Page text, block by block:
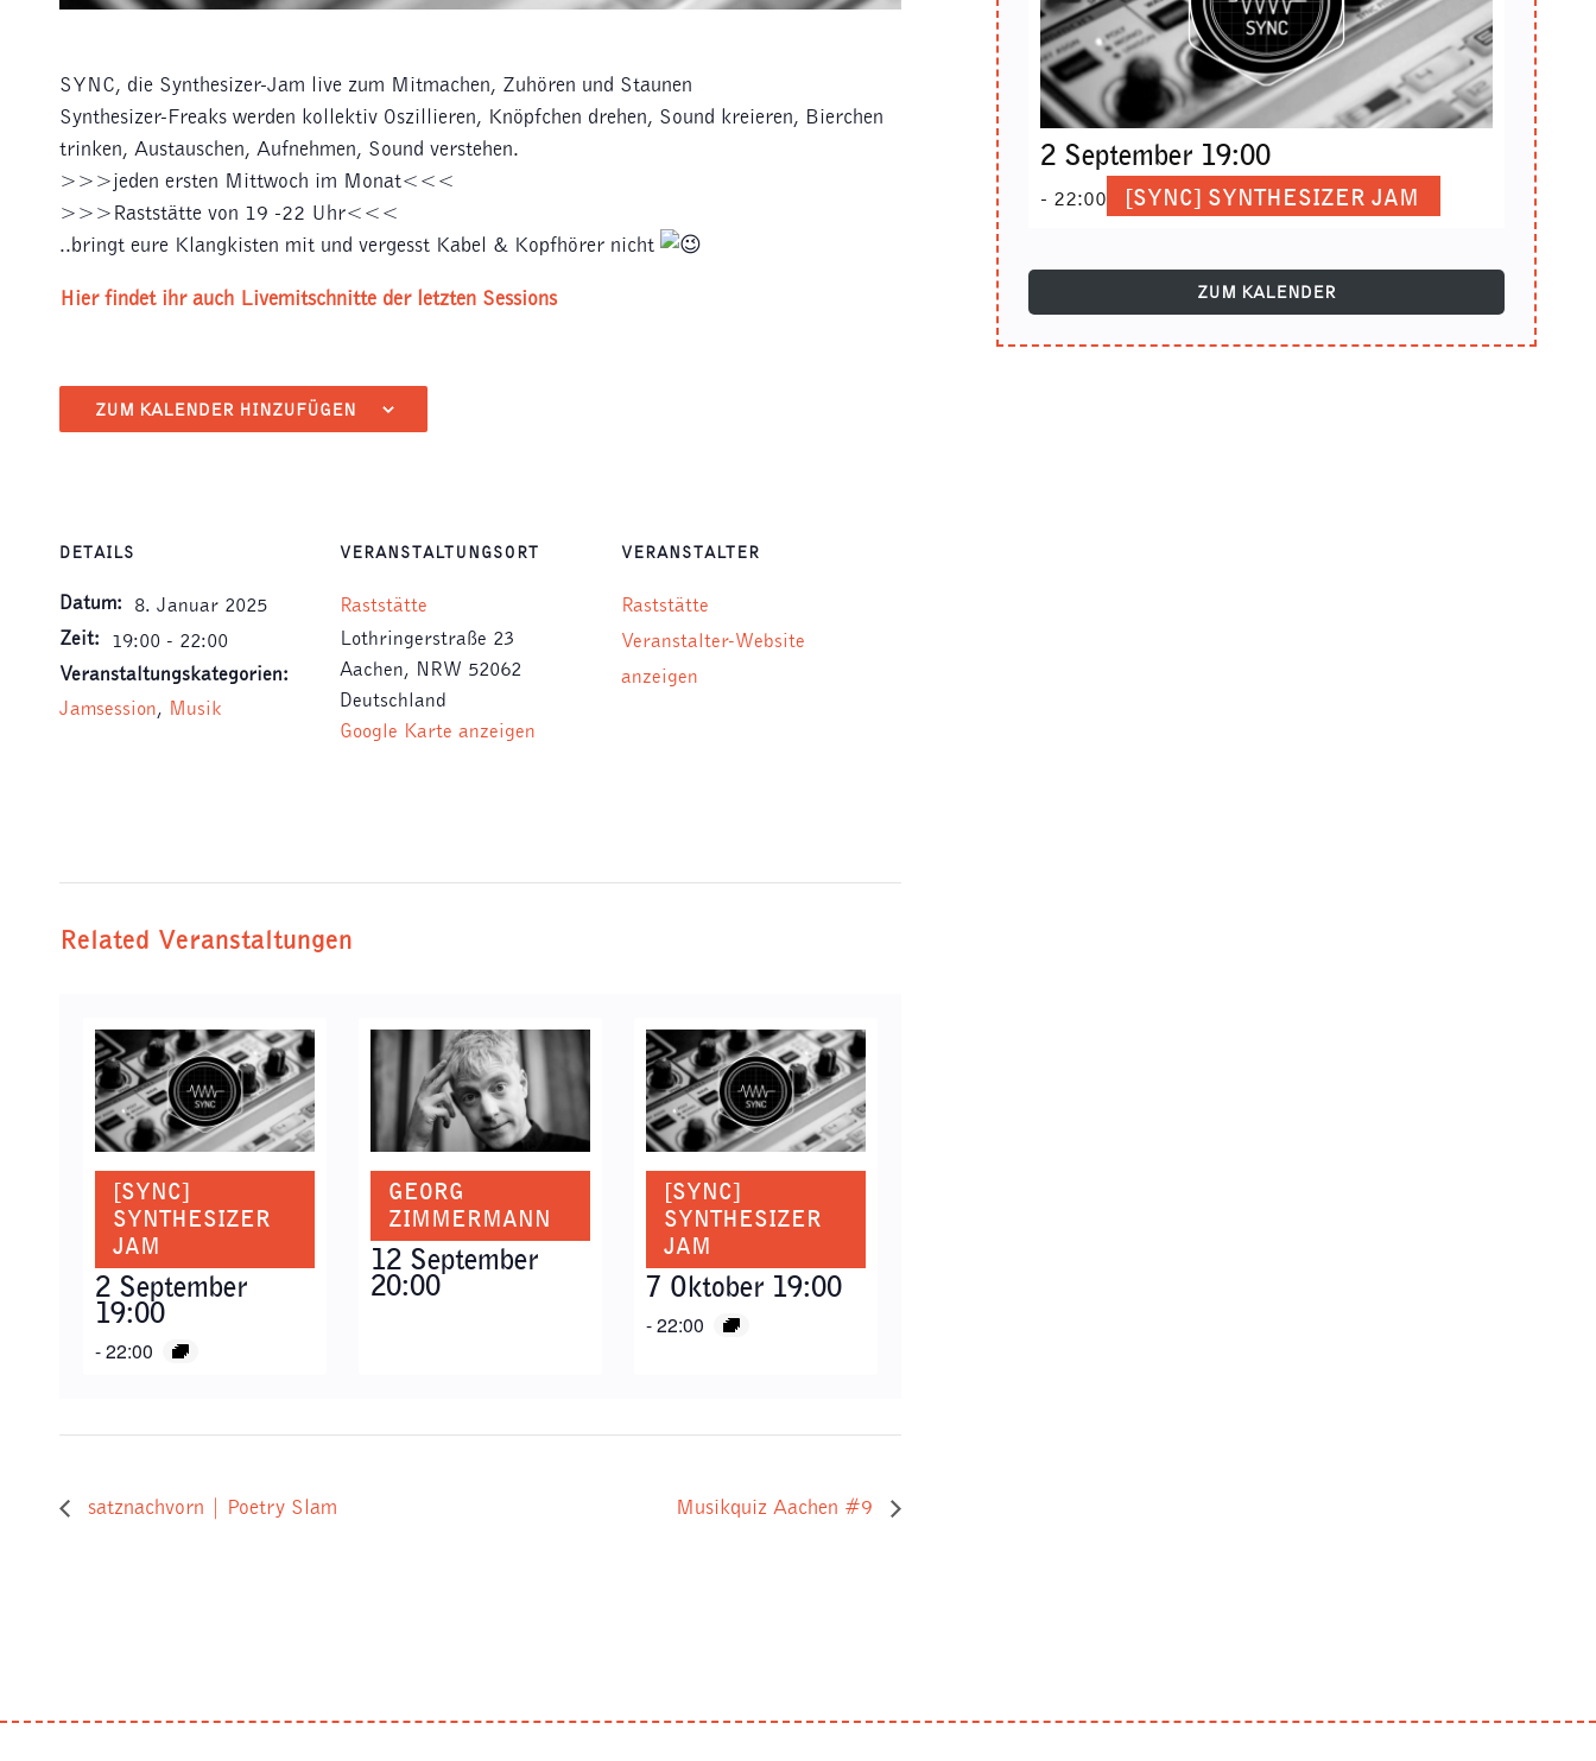
SYNC, die Synthesizer-Jam live zum Mitmachen, Zuhören und Staunen
Synthesizer-Freaks werden kollektiv Oszillieren, Knöpfchen drehen, Sound kreieren, Bierchen
trinken, Austauschen, Aufnehmen, Sound verstehen.
>>>jeden ersten Mittwoch im Monat<<<
>>>Raststätte von 19 -22 Uhr<<<
..bringt eure Klangkisten mit und vergesst Kabel & Kopfhörer nicht
Hier findet ihr auch Livemitschnitte der letzten Sessions
ZUM KALENDER HINZUFÜGEN
DETAILS
Datum: 8. Januar 2025
Zeit: 19:00 - 22:00
Veranstaltungskategorien:
Jamsession, Musik
VERANSTALTUNGSORT
Raststätte
Lothringerstraße 23
Aachen, NRW 52062
Deutschland
Google Karte anzeigen
VERANSTALTER
Raststätte
Veranstalter-Website
anzeigen
Related Veranstaltungen
[SYNC]
SYNTHESIZER
JAM
2 September
19:00
-22:00
GEORG
ZIMMERMANN
12 September
20:00
[SYNC]
SYNTHESIZER
JAM
7 Oktober 19:00
-22:00
satznachvorn | Poetry Slam Musikquiz Aachen #9
2 September 19:00
- 22:00 [SYNC] SYNTHESIZER JAM
ZUM KALENDER